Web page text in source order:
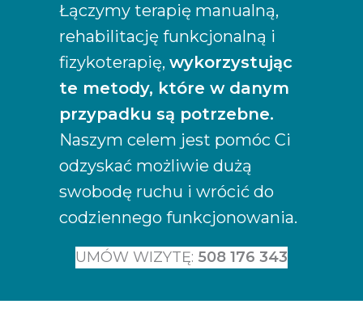
Łączymy terapię manualną,
rehabilitację funkcjonalną i
fizykoterapię,wykorzystując
te metody, które w danym
przypadku są potrzebne.
Naszym celem jest pomóc Ci
odzyskać możliwie dużą
swobodę ruchu i wrócić do
codziennego funkcjonowania.
UMÓW WIZYTĘ: 508 176 343